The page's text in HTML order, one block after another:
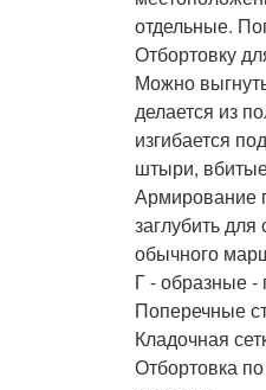
отдельные.
Отбортовку
Можно
делается из
изгибается
штыри,
Армирование
заглубить
обычного
Г - образные -
Поперечные
Кладочная
Отбортовка